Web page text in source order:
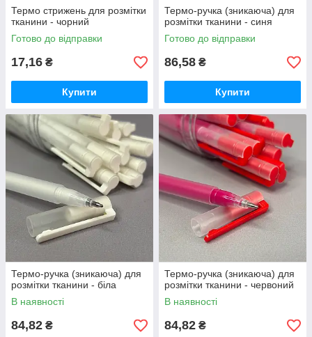
Термо стрижень для розмітки
тканини - чорний
Готово до відправки
17,16 ₴
Купити
Термо-ручка (зникаюча) для
розмітки тканини - синя
Готово до відправки
86,58 ₴
Купити
Термо-ручка (зникаюча) для
розмітки тканини - біла
В наявності
84,82 ₴
Термо-ручка (зникаюча) для
розмітки тканини - червоний
В наявності
84,82 ₴